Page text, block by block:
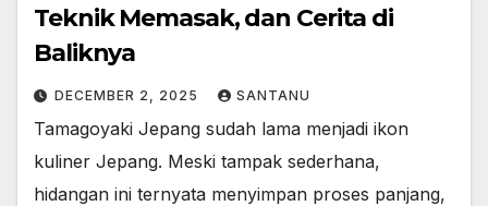
Teknik Memasak, dan Cerita di
Baliknya
DECEMBER 2, 2025 SANTANU
Tamagoyaki Jepang sudah lama menjadi ikon
kuliner Jepang. Meski tampak sederhana,
hidangan ini ternyata menyimpan proses panjang,